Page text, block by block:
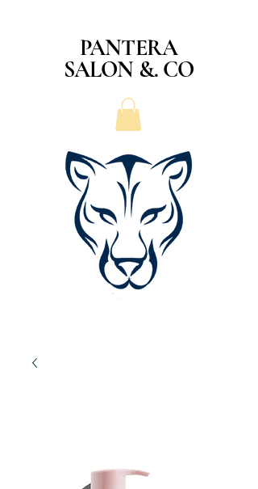
PANTERA
SALON &. CO